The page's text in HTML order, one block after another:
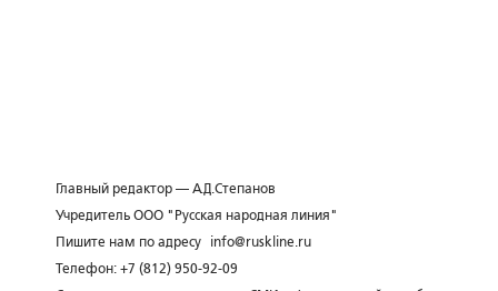
Главный редактор — А.Д.Степанов
Учредитель ООО "Русская народная линия"
Пишите нам по адресу
info@ruskline.ru
Телефон: +7 (812) 950-92-09